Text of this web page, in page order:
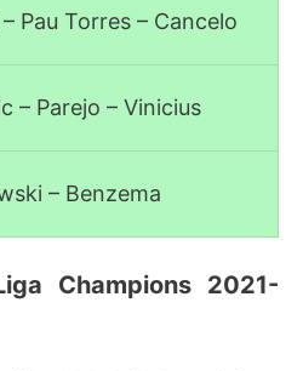
Pau Torres – Cancelo
– Parejo – Vinicius
– Benzema
Champions 2021-